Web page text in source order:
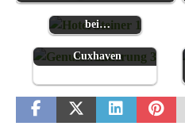
vom Hotel Steiner
bei…
Genusswanderung durch
den Wernerwald bei
Cuxhaven